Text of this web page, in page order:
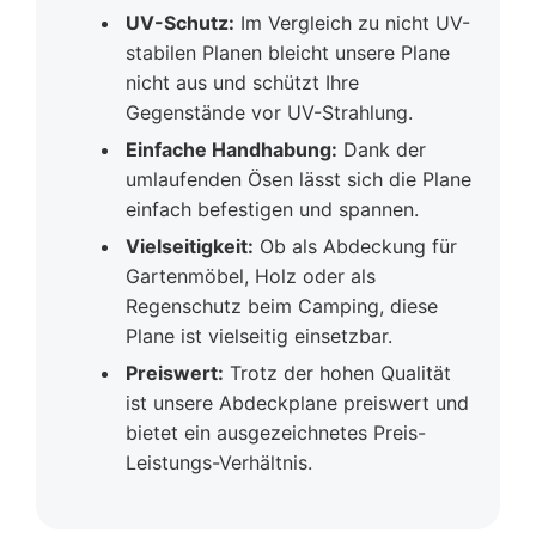
UV-Schutz: Im Vergleich zu nicht UV-
stabilen Planen bleicht unsere Plane
nicht aus und schützt Ihre
Gegenstände vor UV-Strahlung.
Einfache Handhabung: Dank der
umlaufenden Ösen lässt sich die Plane
einfach befestigen und spannen.
Vielseitigkeit: Ob als Abdeckung für
Gartenmöbel, Holz oder als
Regenschutz beim Camping, diese
Plane ist vielseitig einsetzbar.
Preiswert: Trotz der hohen Qualität
ist unsere Abdeckplane preiswert und
bietet ein ausgezeichnetes Preis-
Leistungs-Verhältnis.